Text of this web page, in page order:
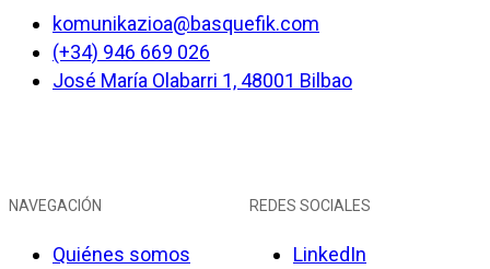
komunikazioa@basquefik.com
(+34) 946 669 026
José María Olabarri 1, 48001 Bilbao
NAVEGACIÓN
Quiénes somos
REDES SOCIALES
LinkedIn